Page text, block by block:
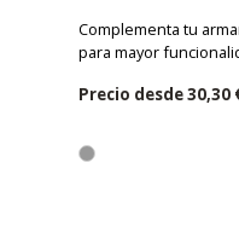
Complementa tu
para mayor
Precio desde30,30